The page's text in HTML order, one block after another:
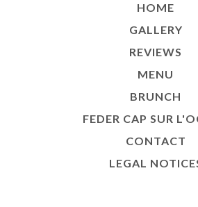
HOME
GALLERY
REVIEWS
MENU
BRUNCH
FEDER CAP SUR
CONTACT
LEGAL